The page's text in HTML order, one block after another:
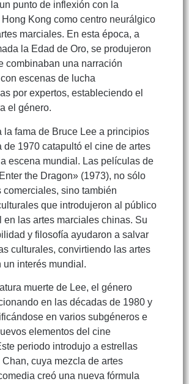
punto de inflexión con la
Kong como centro neurálgico
marciales. En esta época, a
la Edad de Oro, se produjeron
combinaban una narración
escenas de lucha
por expertos, estableciendo el
el género.
la fama de Bruce Lee a principios
de 1970 catapultó el cine de artes
escena mundial. Las películas de
the Dragon» (1973), no sólo
comerciales, sino también
que introdujeron al público
en las artes marciales chinas. Su
y filosofía ayudaron a salvar
culturales, convirtiendo las artes
un interés mundial.
muerte de Lee, el género
en las décadas de 1980 y
en varios subgéneros e
elementos del cine
periodo introdujo a estrellas
cuya mezcla de artes
creó una nueva fórmula